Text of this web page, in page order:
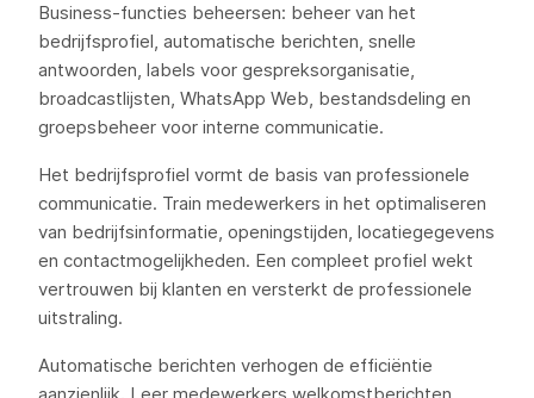
Business-functies beheersen: beheer van het
bedrijfsprofiel, automatische berichten, snelle
antwoorden, labels voor gespreksorganisatie,
broadcastlijsten, WhatsApp Web, bestandsdeling en
groepsbeheer voor interne communicatie.
Het bedrijfsprofiel vormt de basis van professionele
communicatie. Train medewerkers in het optimaliseren
van bedrijfsinformatie, openingstijden, locatiegegevens
en contactmogelijkheden. Een compleet profiel wekt
vertrouwen bij klanten en versterkt de professionele
uitstraling.
Automatische berichten verhogen de efficiëntie